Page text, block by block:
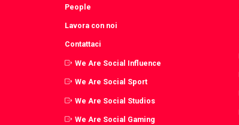
People
Lavora con noi
Contattaci
We Are Social Influence
We Are Social Sport
We Are Social Studios
We Are Social Gaming